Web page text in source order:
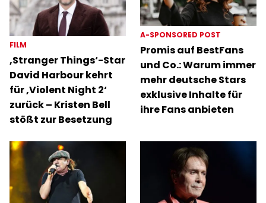
FILM
‚Stranger Things‘-Star
David Harbour kehrt
für ‚Violent Night 2‘
zurück – Kristen Bell
stößt zur Besetzung
A-SPONSORED POST
Promis auf BestFans
und Co.: Warum immer
mehr deutsche Stars
exklusive Inhalte für
ihre Fans anbieten